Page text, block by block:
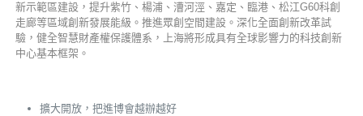
新示範區建設，提升紫竹、楊浦、漕河涇、嘉定、臨港、松江G60科創
走廊等區域創新發展能級。推進眾創空間建設。深化全面創新改革試
驗，健全智慧財產權保護體系，上海將形成具有全球影響力的科技創新
中心基本框架。
擴大開放，把進博會越辦越好